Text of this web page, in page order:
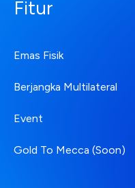
Fitur
Emas Fisik
Berjangka Multilateral
Event
Gold To Mecca (Soon)